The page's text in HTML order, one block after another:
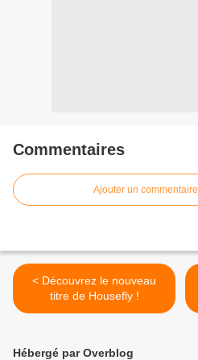
Commentaires
Ajouter un commentaire
< Découvrez le nouveau
titre de Housefly !
Hébergé par Overblog